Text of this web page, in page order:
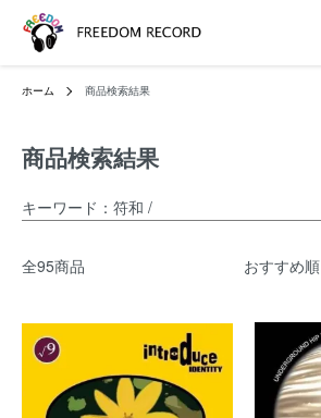
ホーム 商品検索結果
商品検索結果
キーワード：符和 /
全95商品 おすすめ順